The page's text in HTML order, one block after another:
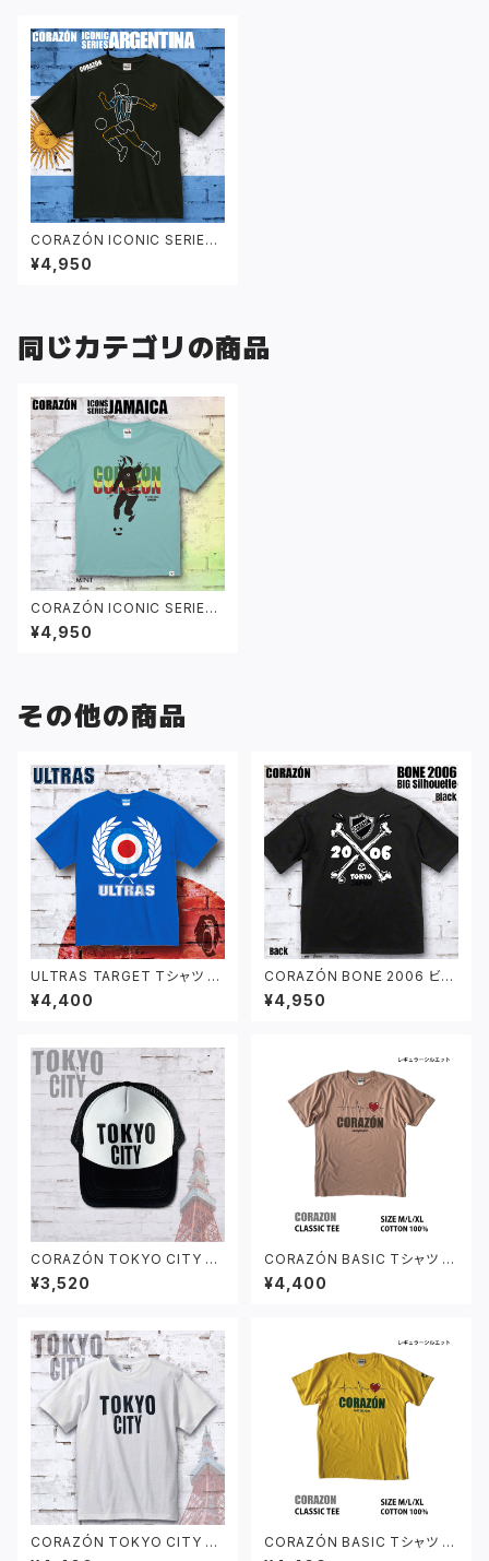
CORAZÓN ICONIC SERIES
「ARGENTINA」 Tシャツ ブラッ
ク
¥4,950
同じカテゴリの商品
CORAZÓN ICONIC SERIES
「JAMAICA」 Tシャツ ミント
¥4,950
その他の商品
ULTRAS TARGET Tシャツ ブ
ルー
¥4,400
CORAZÓN BONE 2006 ビッ
グシルエット Tシャツ ブラック
¥4,950
CORAZÓN TOKYO CITY ロ
ゴ メッシュCAP ブラック/ホワイ
ト
¥3,520
CORAZÓN BASIC Tシャツ ダ
スティピンク
¥4,400
CORAZÓN TOKYO CITY ロ
CORAZÓN BASIC Tシャツ デ